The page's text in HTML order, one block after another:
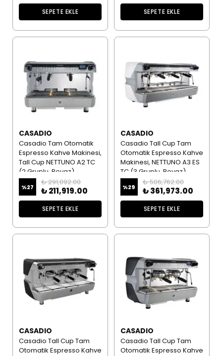
SEPETE EKLE SEPETE EKLE
CASADIO
Casadio Tam Otomatik
Espresso Kahve Makinesi,
Tall Cup NETTUNO A2 TC
(2 Gruplu, Beyaz)
%27
₺ 291,092.00
₺ 211,919.00
SEPETE EKLE
CASADIO
Casadio Tall Cup Tam
Otomatik Espresso Kahve
Makinesi, NETTUNO A3 ES
TC (3 Gruplu, Beyaz)
%29
₺ 506,762.00
₺ 361,973.00
SEPETE EKLE
CASADIO
Casadio Tall Cup Tam
Otomatik Espresso Kahve
CASADIO
Casadio Tall Cup Tam
Otomatik Espresso Kahve